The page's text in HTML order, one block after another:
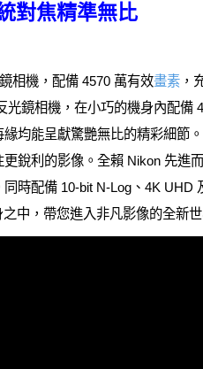
對焦精準無比
相機，配備 4570 萬有效畫素 ，
光鏡相機，在小巧的機身內配備
均能呈獻驚艷無比的精彩細節
銳利的影像。全賴 Nikon 先進
時配備 10-bit N-Log、4K
中，帶您進入非凡影像的全新